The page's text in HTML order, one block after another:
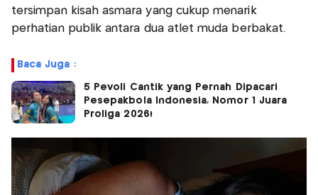
tersimpan kisah asmara yang cukup menarik
perhatian publik antara dua atlet muda berbakat.
Baca Juga :
5 Pevoli Cantik yang Pernah Dipacari
Pesepakbola Indonesia, Nomor 1 Juara
Proliga 2026!